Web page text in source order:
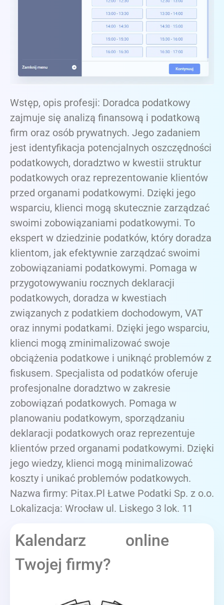
Wstęp, opis profesji: Doradca podatkowy
zajmuje się analizą finansową i podatkową
firm oraz osób prywatnych. Jego zadaniem
jest identyfikacja potencjalnych oszczędności
podatkowych, doradztwo w kwestii struktur
podatkowych oraz reprezentowanie klientów
przed organami podatkowymi. Dzięki jego
wsparciu, klienci mogą skutecznie zarządzać
swoimi zobowiązaniami podatkowymi. To
ekspert w dziedzinie podatków, który doradza
klientom, jak efektywnie zarządzać swoimi
zobowiązaniami podatkowymi. Pomaga w
przygotowywaniu rocznych deklaracji
podatkowych, doradza w kwestiach
związanych z podatkiem dochodowym, VAT
oraz innymi podatkami. Dzięki jego wsparciu,
klienci mogą zminimalizować swoje
obciążenia podatkowe i uniknąć problemów z
fiskusem. Specjalista od podatków oferuje
profesjonalne doradztwo w zakresie
zobowiązań podatkowych. Pomaga w
planowaniu podatkowym, sporządzaniu
deklaracji podatkowych oraz reprezentuje
klientów przed organami podatkowymi. Dzięki
jego wiedzy, klienci mogą minimalizować
koszty i unikać problemów podatkowych.
Nazwa firmy: Pitax.Pl Łatwe Podatki Sp. z o.o.
Lokalizacja: Wrocław ul. Liskego 3 lok. 11
Kalendarz online
Twojej firmy?